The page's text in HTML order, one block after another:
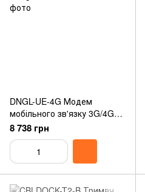
DNGL-UE-4G Модем
мобільного зв'язку 3G/4G
Dongle Wallbox
8 738 грн